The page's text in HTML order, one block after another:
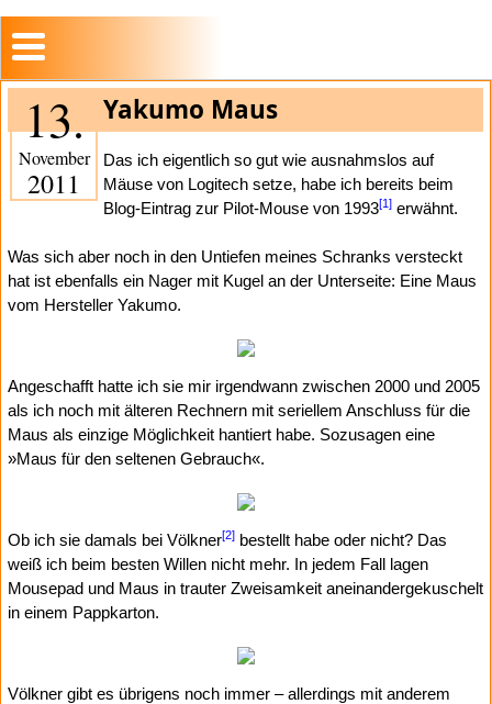
13.
November
2011
Yakumo Maus
Das ich eigentlich so gut wie ausnahmslos auf
Mäuse von Logitech setze, habe ich bereits beim
Blog-Eintrag zur Pilot-Mouse von 1993[1] erwähnt.
Was sich aber noch in den Untiefen meines Schranks versteckt
hat ist ebenfalls ein Nager mit Kugel an der Unterseite: Eine Maus
vom Hersteller Yakumo.
Angeschafft hatte ich sie mir irgendwann zwischen 2000 und 2005
als ich noch mit älteren Rechnern mit seriellem Anschluss für die
Maus als einzige Möglichkeit hantiert habe. Sozusagen eine
»Maus für den seltenen Gebrauch«.
Ob ich sie damals bei Völkner[2] bestellt habe oder nicht? Das
weiß ich beim besten Willen nicht mehr. In jedem Fall lagen
Mousepad und Maus in trauter Zweisamkeit aneinandergekuschelt
in einem Pappkarton.
Völkner gibt es übrigens noch immer – allerdings mit anderem